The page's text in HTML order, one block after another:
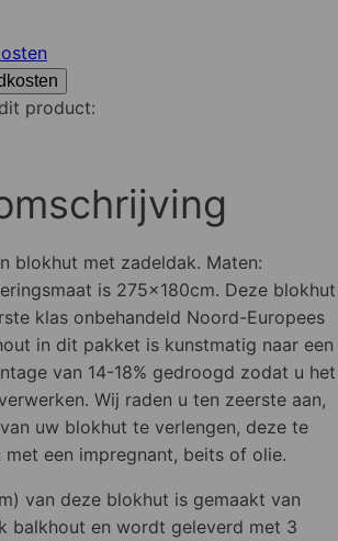
product:
blokhut met zadeldak. Maten:
is 275x180cm. Deze blokhut
klas onbehandeld Noord-Europees
in dit pakket is kunstmatig naar een
van 14-18% gedroogd zodat u het
Wij raden u ten zeerste aan,
uw blokhut te verlengen, deze te
met een impregnant, beits of olie.
van deze blokhut is gemaakt van
balkhout en wordt geleverd met 3